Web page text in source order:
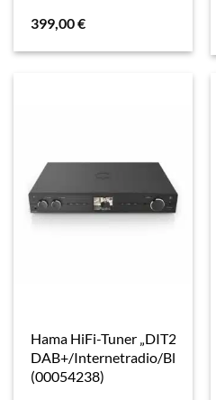
399,00€
Hama HiFi-Tuner „DIT2006BT“,
DAB+/Internetradio/
(00054238)